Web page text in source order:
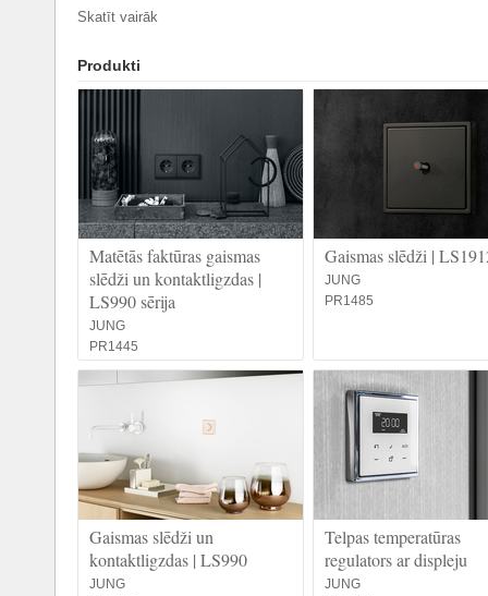
manufactured in two factories and Lühnen Schalksmühle,
consumers in different countries of the technical logistics
Lithuania.
Skatīt vairāk
Produkti
Matētās faktūras gaismas
slēdži un kontaktligzdas |
LS990 sērija
JUNG
PR1445
Gaismas slēdži |
JUNG
PR1485
Gaismas slēdži un
kontaktligzdas | LS990
JUNG
Telpas temperatūras
regulators ar displeju
JUNG